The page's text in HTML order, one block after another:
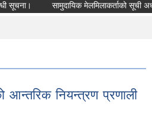
सामुदायिक मेलमिलाकर्ताको सूची
आन्तरिक नियन्त्रण प्रणाली